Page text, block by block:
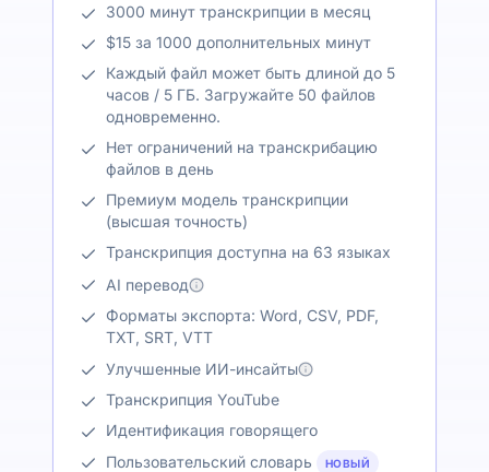
3000 минут транскрипции в месяц
$15 за 1000 дополнительных минут
Каждый файл может быть длиной до 5
часов / 5 ГБ. Загружайте 50 файлов
одновременно.
Нет ограничений на транскрибацию
файлов в день
Премиум модель транскрипции
(высшая точность)
Транскрипция доступна на 63 языках
AI перевод
Форматы экспорта: Word, CSV, PDF,
TXT, SRT, VTT
Улучшенные ИИ-инсайты
Транскрипция YouTube
Идентификация говорящего
Пользовательский словарь
НОВЫЙ